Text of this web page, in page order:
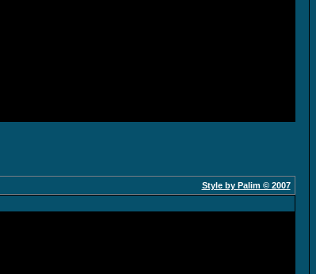
Style by Palim © 2007